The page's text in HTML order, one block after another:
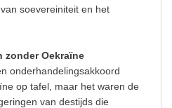
soevereiniteit en het
zonder Oekraïne
onderhandelingsakkoord
op tafel, maar het waren de
van destijds die